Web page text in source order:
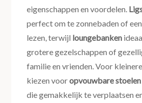
eigenschappen en voordelen.
perfect om te zonnebaden of
lezen, terwijl loungebanken
grotere gezelschappen of
familie en vrienden. Voor
kiezen vooropvouwbare stoelen
die gemakkelijk te verplaatsen